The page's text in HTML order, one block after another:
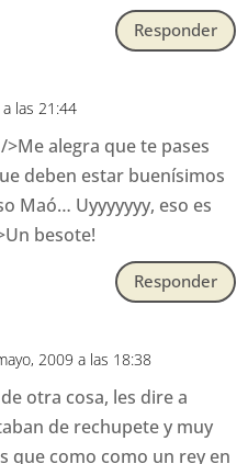
Responder
las 21:44
alegra que te pases
deben estar buenísimos
Maó… Uyyyyyyy, eso es
besote!
Responder
2009 a las 18:38
otra cosa, les dire a
de rechupete y muy
que como como un rey en